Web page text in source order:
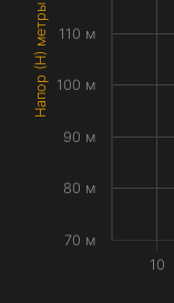
Напор (H) метры
10
70 м
80 м
90 м
100 м
110 м